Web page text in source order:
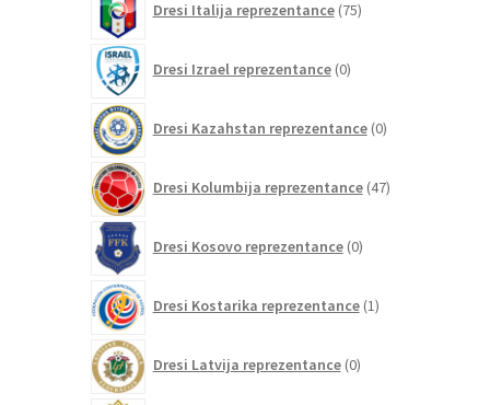
Dresi Italija reprezentance 75izdelkov
Dresi Izrael reprezentance 0izdelkov
Dresi Kazahstan reprezentance 0izdelkov
Dresi Kolumbija reprezentance 47izdelkov
Dresi Kosovo reprezentance 0izdelkov
Dresi Kostarika reprezentance 1izdelek
Dresi Latvija reprezentance 0izdelkov